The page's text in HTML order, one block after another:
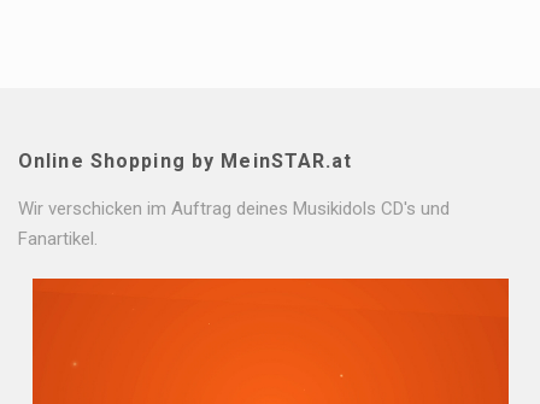
Online Shopping by MeinSTAR.at
Wir verschicken im Auftrag deines Musikidols CD's und
Fanartikel.